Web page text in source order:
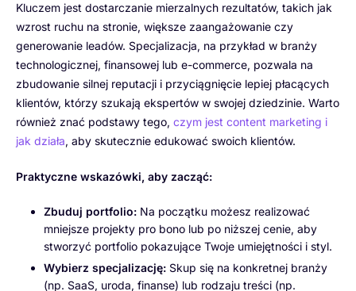
Kluczem jest dostarczanie mierzalnych rezultatów, takich jak
wzrost ruchu na stronie, większe zaangażowanie czy
generowanie leadów. Specjalizacja, na przykład w branży
technologicznej, finansowej lub e-commerce, pozwala na
zbudowanie silnej reputacji i przyciągnięcie lepiej płacących
klientów, którzy szukają ekspertów w swojej dziedzinie. Warto
również znać podstawy tego, czym jest content marketing i
jak działa, aby skutecznie edukować swoich klientów.
Praktyczne wskazówki, aby zacząć:
Zbuduj portfolio: Na początku możesz realizować
mniejsze projekty pro bono lub po niższej cenie, aby
stworzyć portfolio pokazujące Twoje umiejętności i styl.
Wybierz specjalizację: Skup się na konkretnej branży
(np. SaaS, uroda, finanse) lub rodzaju treści (np.